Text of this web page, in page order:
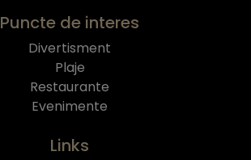
Puncte de interes
Divertisment
Plaje
Restaurante
Evenimente
Links